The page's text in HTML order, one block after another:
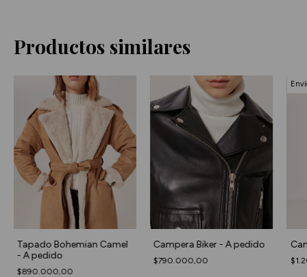
Productos similares
Tapado Bohemian Camel
- A pedido
$890.000,00
Campera Biker - A pedido
$790.000,00